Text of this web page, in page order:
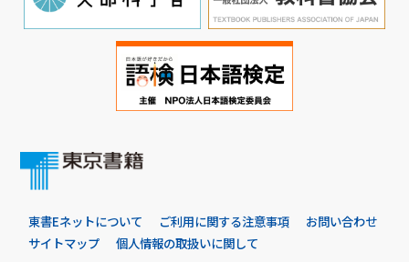
東書Eネットについて ご利用に関する注意事項
お問い合わせ
サイトマップ
個人情報の取扱いに関して